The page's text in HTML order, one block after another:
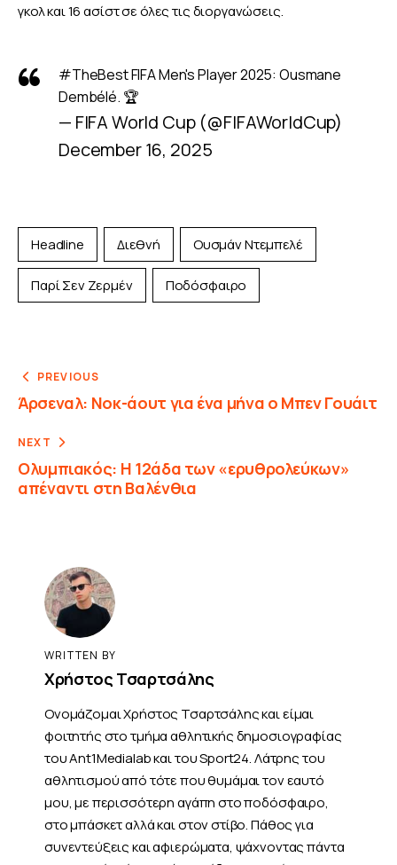
γκολ και 16 ασίστ σε όλες τις διοργανώσεις.
#TheBestFIFA Men's Player 2025: Ousmane
Dembélé. 🏆
— FIFA World Cup (@FIFAWorldCup)
December 16, 2025
Headline Διεθνή Ουσμάν Ντεμπελέ
Παρί Σεν Ζερμέν Ποδόσφαιρο
PREVIOUS
Άρσεναλ: Νοκ-άουτ για ένα μήνα ο Μπεν Γουάιτ
NEXT
Ολυμπιακός: Η 12άδα των «ερυθρολεύκων»
απέναντι στη Βαλένθια
WRITTEN BY
Χρήστος Τσαρτσάλης
Ονομάζομαι Χρήστος Τσαρτσάλης και είμαι
φοιτητής στο τμήμα αθλητικής δημοσιογραφίας
του Ant1Medialab και του Sport24. Λάτρης του
αθλητισμού από τότε που θυμάμαι τον εαυτό
μου, με περισσότερη αγάπη στο ποδόσφαιρο,
στο μπάσκετ αλλά και στον στίβο. Πάθος για
συνεντεύξεις και αφιερώματα, ψάχνοντας πάντα